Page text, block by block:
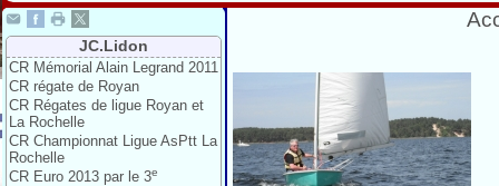
JC.Lidon
CR Mémorial Alain Legrand 2011
CR régate de Royan
CR Régates de ligue Royan et
La Rochelle
CR Championnat Ligue AsPtt La
Rochelle
CR Euro 2013 par le 3e